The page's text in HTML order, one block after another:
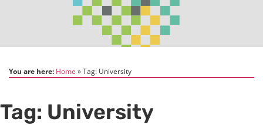
You are here: Home Tag: University
Tag: University